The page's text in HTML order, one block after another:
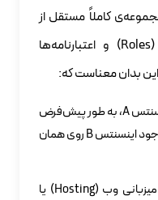
کاملاً مستقل از
«لاگین‌ها» (Logins)، «نقش‌ها» (Roles) و اعتبارنامه‌ها
یک لاگین تعریف‌شده در اینسنتس A، به طور پیش‌فرض
هیچ دسترسی یا حتی اطلاعی از وجود اینسنتس B روی همان
این ویژگی برای محیط‌های میزبانی وب (Hosting) یا